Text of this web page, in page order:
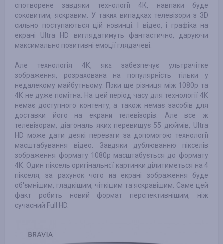
спотворене завдяки технології 4К, навпаки буде
соковитим, яскравим. У таких випадках телевізори з 3D
сильно поступаються цій новинці. І відео, і графіка на
екрані Ultra HD виглядатимуть фантастично, даруючи
максимально позитивні емоції глядачеві.
Але технологія 4К, яка забезпечує ультрачітке
зображення, розрахована на популярність тільки у
недалекому майбутньому. Поки ще різниця між 1080р та
4К не дуже помітна. На цей період часу для технології 4К
немає доступного контенту, а також немає засобів для
доставки його на екрани телевізорів. Але все ж
телевізорам, діагональ яких перевищує 55 дюймів, Ultra
HD може дати деякі переваги за допомогою технології
масштабування відео. Завдяки дублюванню пікселів
зображення формату 1080р масштабується до формату
4К. Один піксель оригінальної картинки ділитиметься на 4
пікселя, за рахунок чого на екрані зображення буде
об'ємнішим, гладкішим, чіткішим та яскравішим. Саме цей
факт робить новий формат перспективнішим, ніж
сучасний Full HD.